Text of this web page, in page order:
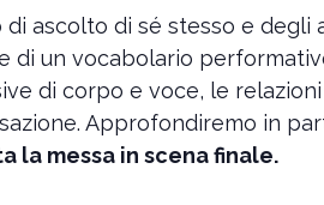
ascolto di sé stesso e degli
di un vocabolario
di corpo e voce, le
Approfondiremo in
la messa in scena finale.